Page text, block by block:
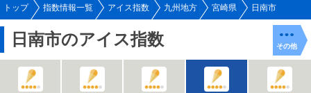
トップ 指数情報一覧 アイス指数 九州地方 宮崎県 日南市
日南市のアイス指数 その他